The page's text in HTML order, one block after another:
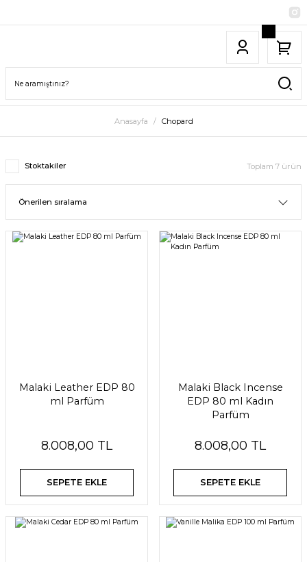
Anasayfa Chopard
Stoktakiler Toplam 7 ürün
Malaki Leather EDP 80
ml Parfüm
8.008,00 TL
SEPETE EKLE
Malaki Black Incense
EDP 80 ml Kadın
Parfüm
8.008,00 TL
SEPETE EKLE